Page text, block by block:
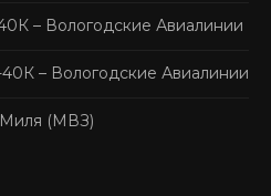
– Вологодские Авиалинии
– Вологодские Авиалинии
(МВЗ)